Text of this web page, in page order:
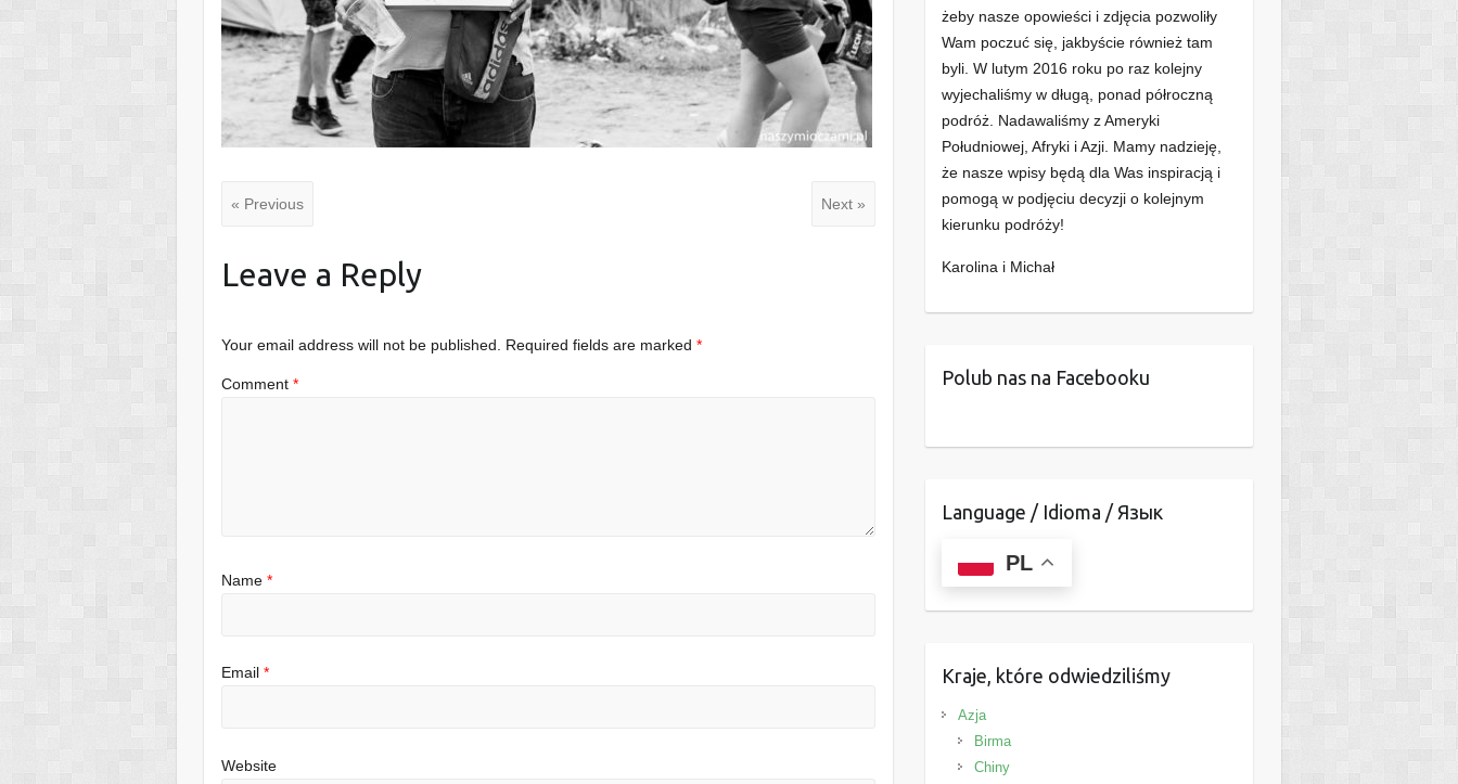
« Previous Next »
Leave a Reply
Your email address will not be published. Required fields are marked*
Comment*
Name*
Email*
Website
żeby nasze opowieści i zdjęcia pozwoliły
Wam poczuć się, jakbyście również tam
byli. W lutym 2016 roku po raz kolejny
wyjechaliśmy w długą, ponad półroczną
podróż. Nadawaliśmy z Ameryki
Południowej, Afryki i Azji. Mamy nadzieję,
że nasze wpisy będą dla Was inspiracją i
pomogą w podjęciu decyzji o kolejnym
kierunku podróży!
Karolina i Michał
Polub nas na Facebooku
Language / Idioma / Язык
PL
Kraje, które odwiedziliśmy
Azja
Birma
Chiny